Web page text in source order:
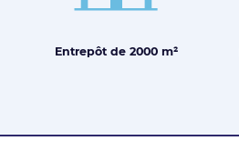
Entrepôt de 2000 m²